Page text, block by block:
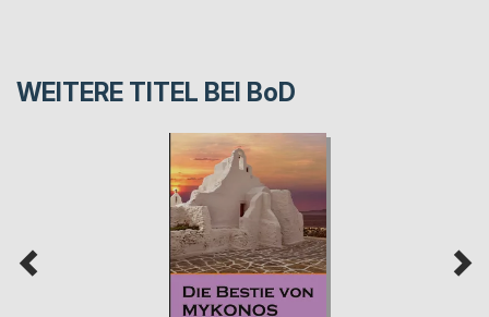
WEITERE TITEL BEI BoD